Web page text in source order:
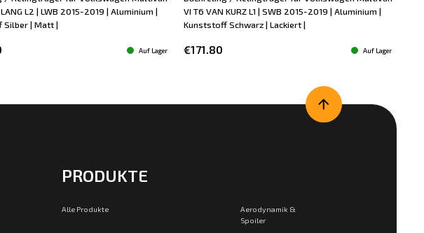
L2 | LWB 2015-2019 | Aluminium |
Silber | Matt |
Auf Lager
VI T6 VAN KURZ L1 | SWB 2015-2019 | Aluminium |
Kunststoff Schwarz | Lackiert |
€171.80 Auf Lager
PRODUKTE
Alle Produkte
Aerodynamik &
Spoiler